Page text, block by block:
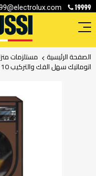
19999
الصفحة الرئيسية مستلزمات
اتوماتيك سهل الفك والتركيب 10 كجم بني